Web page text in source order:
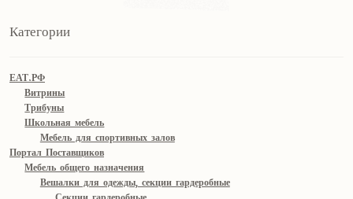
Категории
ЕАТ.РФ
Витрины
Трибуны
Школьная мебель
Мебель для спортивных залов
Портал Поставщиков
Мебель общего назначения
Вешалки для одежды, секции гардеробные